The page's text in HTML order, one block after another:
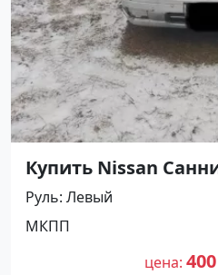
Купить Nissan
(1400/90 л.с.)
Абинск цвет
цене 400000 рублей,
№27476 на сайте
Руль Левый
МКПП
цена